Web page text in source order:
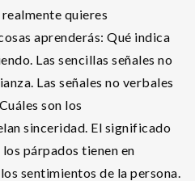
quieres
aprenderás: Qué indica
Las sencillas señales no
Las señales no verbales
son los
sinceridad. El significado
párpados tienen en
sentimientos de la persona.